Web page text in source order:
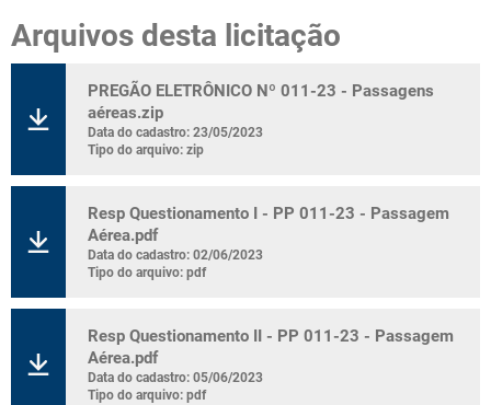
Arquivos desta licitação
PREGÃO ELETRÔNICO Nº 011-23 - Passagens
aéreas.zip
Data do cadastro: 23/05/2023
Tipo do arquivo: zip
Resp Questionamento I - PP 011-23 - Passagem
Aérea.pdf
Data do cadastro: 02/06/2023
Tipo do arquivo: pdf
Resp Questionamento II - PP 011-23 - Passagem
Aérea.pdf
Data do cadastro: 05/06/2023
Tipo do arquivo: pdf